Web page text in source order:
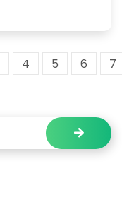
4 5 6 7